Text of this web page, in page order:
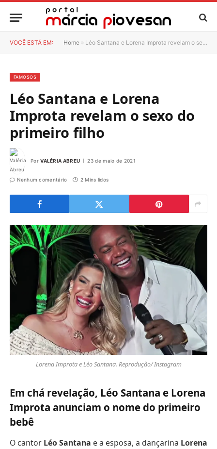
VOCÊ ESTÁ EM: Home » Léo Santana e Lorena Improta revelam o sexo do primeiro filho
FAMOSOS
Léo Santana e Lorena
Improta revelam o sexo do
primeiro filho
Por VALÉRIA ABREU 23 de maio de 2021
Nenhum comentário 2 Mins lidos
Lorena Improta e Léo Santana. Reprodução/ Instagram
Em chá revelação, Léo Santana e Lorena
Improta anunciam o nome do primeiro
bebê
O cantor Léo Santana e a esposa, a dançarina Lorena